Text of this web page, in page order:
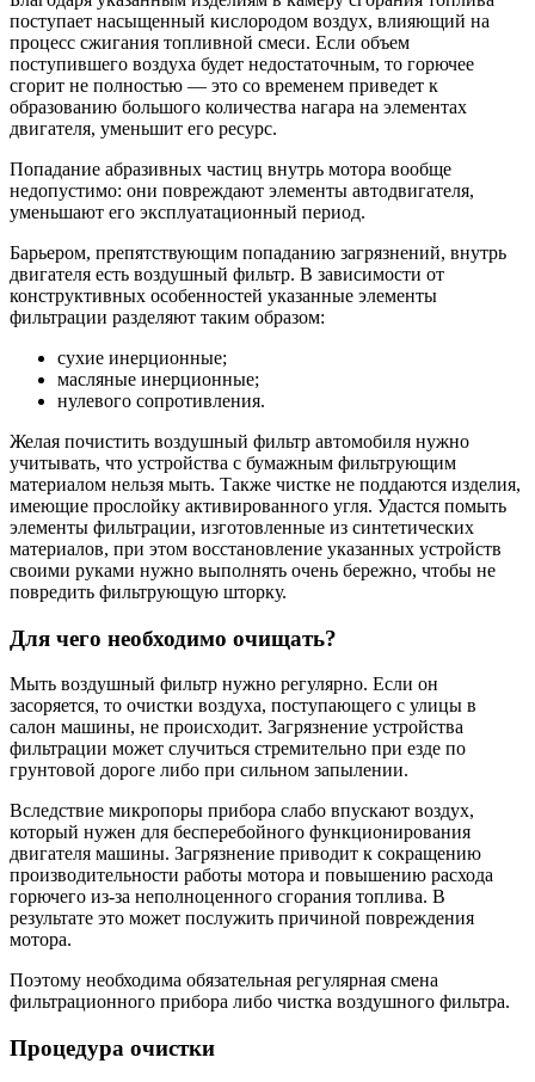
поступает насыщенный кислородом воздух, влияющий на
процесс сжигания топливной смеси. Если объем
поступившего воздуха будет недостаточным, то горючее
сгорит не полностью — это со временем приведет к
образованию большого количества нагара на элементах
двигателя, уменьшит его ресурс.
Попадание абразивных частиц внутрь мотора вообще
недопустимо: они повреждают элементы автодвигателя,
уменьшают его эксплуатационный период.
Барьером, препятствующим попаданию загрязнений, внутрь
двигателя есть воздушный фильтр. В зависимости от
конструктивных особенностей указанные элементы
фильтрации разделяют таким образом:
сухие инерционные;
масляные инерционные;
нулевого сопротивления.
Желая почистить воздушный фильтр автомобиля нужно
учитывать, что устройства с бумажным фильтрующим
материалом нельзя мыть. Также чистке не поддаются изделия,
имеющие прослойку активированного угля. Удастся помыть
элементы фильтрации, изготовленные из синтетических
материалов, при этом восстановление указанных устройств
своими руками нужно выполнять очень бережно, чтобы не
повредить фильтрующую шторку.
Для чего необходимо очищать?
Мыть воздушный фильтр нужно регулярно. Если он
засоряется, то очистки воздуха, поступающего с улицы в
салон машины, не происходит. Загрязнение устройства
фильтрации может случиться стремительно при езде по
грунтовой дороге либо при сильном запылении.
Вследствие микропоры прибора слабо впускают воздух,
который нужен для бесперебойного функционирования
двигателя машины. Загрязнение приводит к сокращению
производительности работы мотора и повышению расхода
горючего из-за неполноценного сгорания топлива. В
результате это может послужить причиной повреждения
мотора.
Поэтому необходима обязательная регулярная смена
фильтрационного прибора либо чистка воздушного фильтра.
Процедура очистки